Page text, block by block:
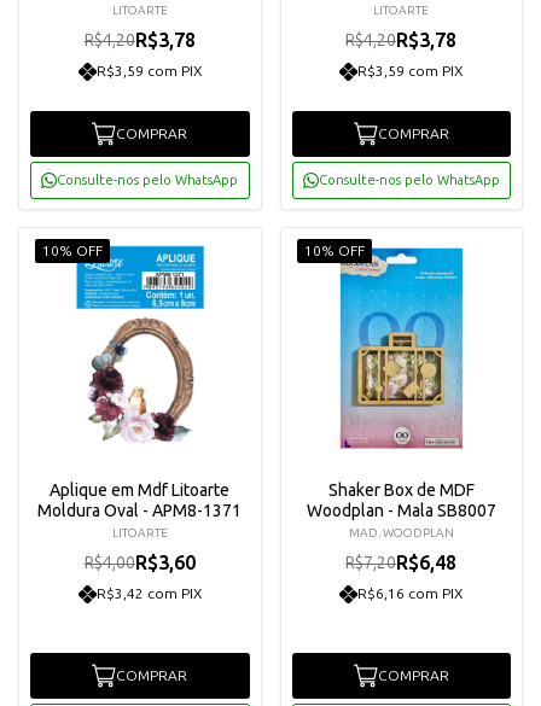
LITOARTE
R$4,20R$3,78
R$3,59 com PIX
COMPRAR
Consulte-nos pelo WhatsApp
LITOARTE
R$4,20R$3,78
R$3,59 com PIX
COMPRAR
Consulte-nos pelo WhatsApp
10% OFF
Aplique em Mdf Litoarte
Moldura Oval - APM8-1371
LITOARTE
R$4,00R$3,60
R$3,42 com PIX
COMPRAR
10% OFF
Shaker Box de MDF
Woodplan - Mala SB8007
MAD. WOODPLAN
R$7,20R$6,48
R$6,16 com PIX
COMPRAR